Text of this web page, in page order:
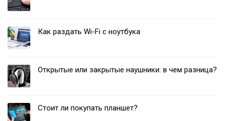
Как раздать Wi-Fi с ноутбука
Открытые или закрытые наушники: в чем разница?
Стоит ли покупать планшет?